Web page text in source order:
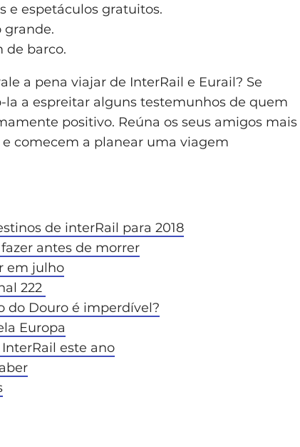
e espetáculos gratuitos.
grande.
de barco.
a pena viajar de InterRail e Eurail? Se
a espreitar alguns testemunhos de quem
positivo. Reúna os seus amigos mais
comecem a planear uma viagem
de interRail para 2018
antes de morrer
em julho
222
do Douro é imperdível?
Europa
este ano